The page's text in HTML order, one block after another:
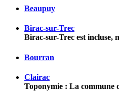
Beaupuy
Birac-sur-Trec
Birac-sur-Trec est incluse,
Bourran
Clairac
Toponymie : La commune